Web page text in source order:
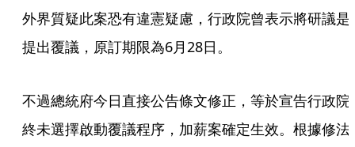
外界質疑此案恐有違憲疑慮，行政院曾表示將研議是
提出覆議，原訂期限為6月28日。
不過總統府今日直接公告條文修正，等於宣告行政院
終未選擇啟動覆議程序，加薪案確定生效。根據修法